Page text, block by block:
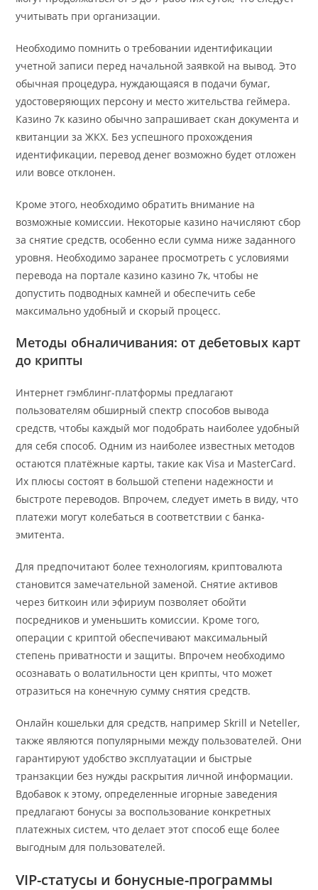
учитывать при организации.
Необходимо помнить о требовании идентификации
учетной записи перед начальной заявкой на вывод. Это
обычная процедура, нуждающаяся в подачи бумаг,
удостоверяющих персону и место жительства геймера.
Казино 7к казино обычно запрашивает скан документа и
квитанции за ЖКХ. Без успешного прохождения
идентификации, перевод денег возможно будет отложен
или вовсе отклонен.
Кроме этого, необходимо обратить внимание на
возможные комиссии. Некоторые казино начисляют сбор
за снятие средств, особенно если сумма ниже заданного
уровня. Необходимо заранее просмотреть с условиями
перевода на портале казино казино 7к, чтобы не
допустить подводных камней и обеспечить себе
максимально удобный и скорый процесс.
Методы обналичивания: от дебетовых карт
до крипты
Интернет гэмблинг-платформы предлагают
пользователям обширный спектр способов вывода
средств, чтобы каждый мог подобрать наиболее удобный
для себя способ. Одним из наиболее известных методов
остаются платёжные карты, такие как Visa и MasterCard.
Их плюсы состоят в большой степени надежности и
быстроте переводов. Впрочем, следует иметь в виду, что
платежи могут колебаться в соответствии с банка-
эмитента.
Для предпочитают более технологиям, криптовалюта
становится замечательной заменой. Снятие активов
через биткоин или эфириум позволяет обойти
посредников и уменьшить комиссии. Кроме того,
операции с криптой обеспечивают максимальный
степень приватности и защиты. Впрочем необходимо
осознавать о волатильности цен крипты, что может
отразиться на конечную сумму снятия средств.
Онлайн кошельки для средств, например Skrill и Neteller,
также являются популярными между пользователей. Они
гарантируют удобство эксплуатации и быстрые
транзакции без нужды раскрытия личной информации.
Вдобавок к этому, определенные игорные заведения
предлагают бонусы за воспользование конкретных
платежных систем, что делает этот способ еще более
выгодным для пользователей.
VIP-статусы и бонусные-программы